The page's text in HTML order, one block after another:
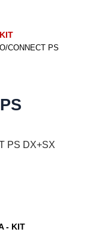
CONNECT PS
PS DX+SX
- KIT